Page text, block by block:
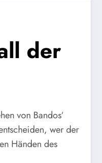
der
von Bandos‘
wer der
Händen des